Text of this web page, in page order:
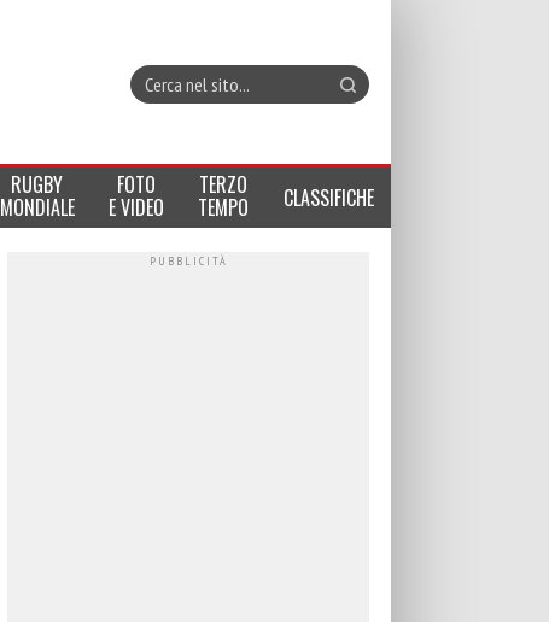
RUGBY
MONDIALE
FOTO
E VIDEO
TERZO
TEMPO CLASSIFICHE